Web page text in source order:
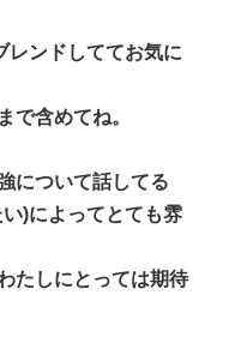
レンドしててお気に
で含めてね。
について話してる
)によってとても雰
たしにとっては期待